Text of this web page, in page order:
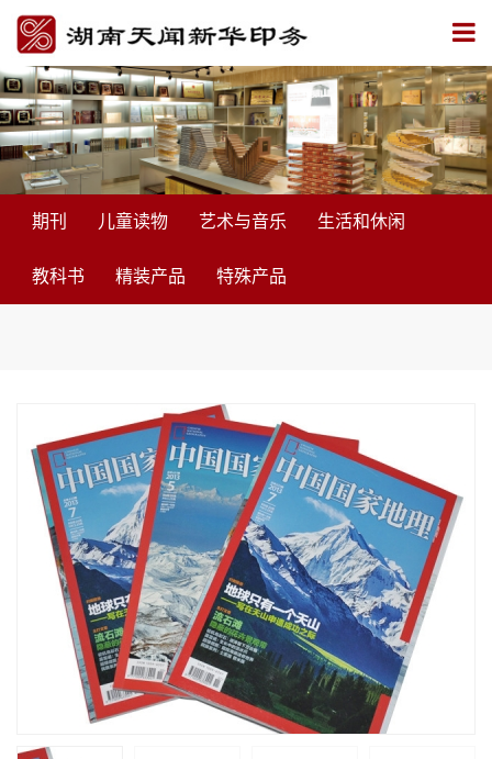
期刊 儿童读物 艺术与音乐 生活和休闲
教科书 精装产品 特殊产品